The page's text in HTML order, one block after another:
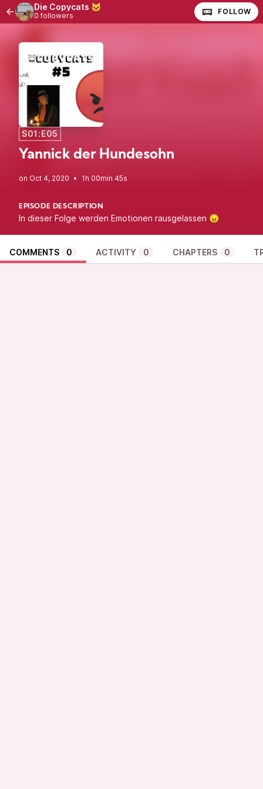
Die Copycats 🐱
0 followers FOLLOW
S01:E05
Yannick der Hundesohn
• 1h 00min 45s
EPISODE DESCRIPTION
In dieser Folge werden Emotionen rausgelassen 😠
COMMENTS 0 ACTIVITY 0 CHAPTERS 0